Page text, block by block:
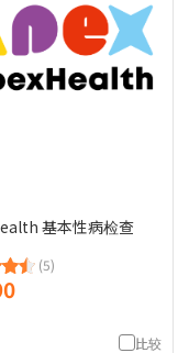
基本性病检查
(5)
比较